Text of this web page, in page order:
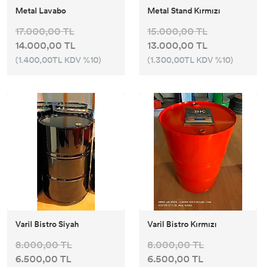
Metal Lavabo
17.000,00 TL
14.000,00 TL
(1.400,00TL KDV %10)
Metal Stand Kırmızı
15.000,00 TL
13.000,00 TL
(1.300,00TL KDV %10)
Varil Bistro Siyah
8.000,00 TL
6.500,00 TL
Varil Bistro Kırmızı
8.000,00 TL
6.500,00 TL